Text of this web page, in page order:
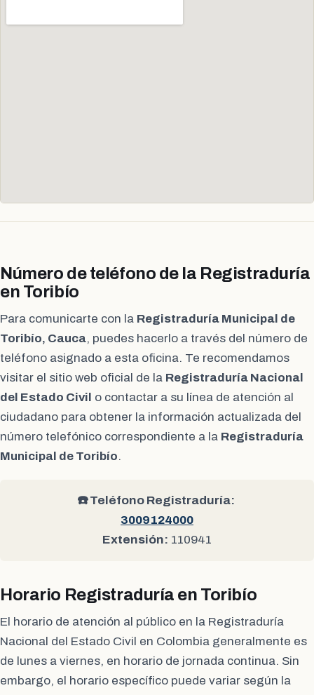
Número de teléfono de la Registraduría
en Toribío
Para comunicarte con la Registraduría Municipal de
Toribío, Cauca, puedes hacerlo a través del número de
teléfono asignado a esta oficina. Te recomendamos
visitar el sitio web oficial de la Registraduría Nacional
del Estado Civil o contactar a su línea de atención al
ciudadano para obtener la información actualizada del
número telefónico correspondiente a la Registraduría
Municipal de Toribío.
☎️ Teléfono Registraduría:
3009124000
Extensión: 110941
Horario Registraduría en Toribío
El horario de atención al público en la Registraduría
Nacional del Estado Civil en Colombia generalmente es
de lunes a viernes, en horario de jornada continua. Sin
embargo, el horario específico puede variar según la